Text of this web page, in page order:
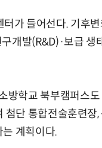
가 들어선다. 기후
개발(R&D)·보급
방학교 북부캠퍼스
단 통합전술훈련장
계획이다.